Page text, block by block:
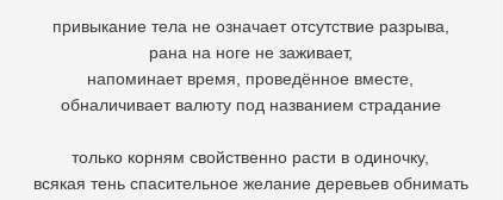
привыкание тела не означает отсутствие разрыва,
рана на ноге не заживает,
напоминает время, проведённое вместе,
обналичивает валюту под названием страдание
только корням свойственно расти в одиночку,
всякая тень спасительное желание деревьев обнимать